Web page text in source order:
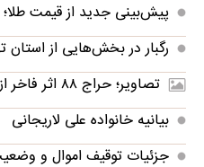
پیش‌بینی جدید از قیمت طلا؛ هر اونس به
رگبار در بخش‌هایی از استان
تصاویر؛ حراج ۸۸ اثر فاخر از عهد تیموریان تا دوره معاصر
بیانیه خانواده علی لاریجانی
جزئیات توقیف اموال و